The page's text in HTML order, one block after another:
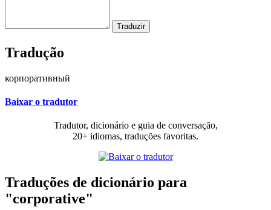
Tradução
корпоративный
Baixar o tradutor
Tradutor, dicionário e guia de conversação,
20+ idiomas, traduções favoritas.
Traduções de dicionário para
"corporative"